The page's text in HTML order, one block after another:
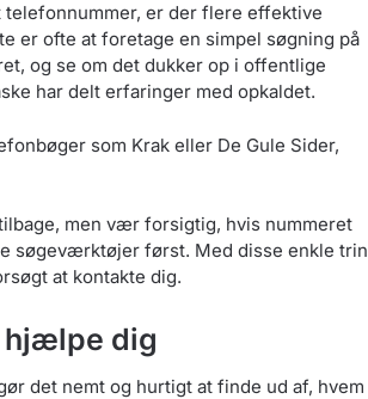
er der flere effektive
er ofte at foretage en simpel søgning på
og se om det dukker op i offentlige
har delt erfaringer med opkaldet.
som Krak eller De Gule Sider,
men vær forsigtig, hvis nummeret
søgeværktøjer først. Med disse enkle trin
at kontakte dig.
hjælpe dig
det nemt og hurtigt at finde ud af, hvem